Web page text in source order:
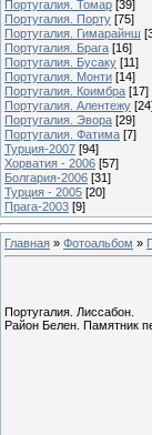
Португалия. Томар [39]
Португалия. Порту [75]
Португалия. Гимарайнш
Португалия. Брага [16]
Португалия. Бусаку [11]
Португалия. Монти [14]
Португалия. Коимбра [17]
Португалия. Алентежу
Португалия. Эвора [29]
Португалия. Фатима [7]
Турция-2007 [94]
Хорватия - 2006 [57]
Болгария-2006 [31]
Турция - 2005 [20]
Прага-2003 [9]
Главная » Фотоальбом »
Португалия. Лиссабон.
Район Белен. Памятник